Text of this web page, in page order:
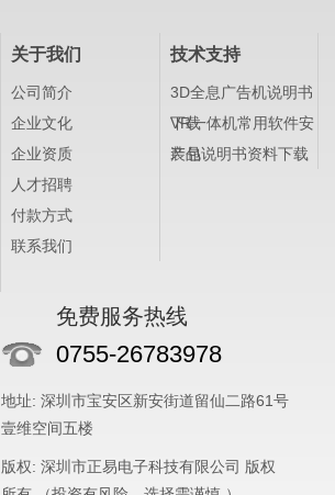
关于我们
公司简介
企业文化
企业资质
人才招聘
付款方式
联系我们
技术支持
3D全息广告机说明书
下载
VR一体机常用软件安
装包
产品说明书资料下载
免费服务热线
0755-26783978
地址: 深圳市宝安区新安街道留仙二路61号
壹维空间五楼
版权: 深圳市正易电子科技有限公司 版权